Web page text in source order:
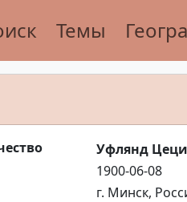
Темы
Уфлянд
1900-06-08
г. Минск,